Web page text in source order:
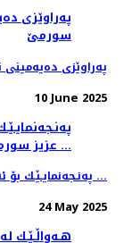
په‌راوێزی
10 June 2025
په‌نـجه‌نمایـێـك بۆ ئه‌ده‌بـی سۆمه‌ری ... نه‌ژاد عزیز سورمێ ...
24 May 2025